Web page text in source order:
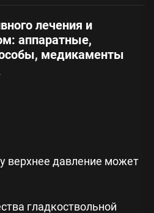
лечения и
аппаратные,
медикаменты
верхнее давление может
гладкоствольной